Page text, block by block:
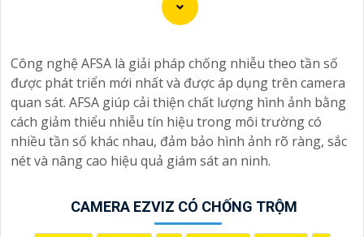
giải pháp hiệu quả để bảo vệ tài sản và nhà ở của bạn.
Camera báo động chống trộm giúp bạn theo dõi và ghi
lại hình ảnh, cung cấp cảnh báo ngay khi phát hiện sự
xâm nhập hoặc hành vi đáng ngờ trong không gian
được giám sát.
Nếu bạn quan tâm đến việc lắp đặt Camera Báo Động
cấp dịch vụ lắp đặt camera hoặc công ty an ninh chuyên
nghiệp địa phương. Bạn cũng có thể tìm hiểu về các sản
Công nghệ AFSA là giải pháp chống nhiễu theo tần số
được phát triển mới nhất và được áp dụng trên camera
quan sát. AFSA giúp cải thiện chất lượng hình ảnh bằng
cách giảm thiểu nhiễu tín hiệu trong môi trường có
nhiều tần số khác nhau, đảm bảo hình ảnh rõ ràng, sắc
nét và nâng cao hiệu quả giám sát an ninh.
CAMERA EZVIZ CÓ CHỐNG TRỘM